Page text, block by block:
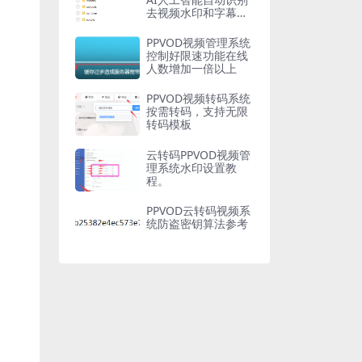
去视频水印和字幕软
PPVOD视频管理系统
控制好限速功能在线
人数增加一倍以上
PPVOD视频转码系统
按需转码，支持无限
转码模板
云转码PPVOD视频管
理系统水印设置教
程。
PPVOD云转码视频系
统防盗密钥算法参考